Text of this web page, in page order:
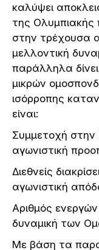
καλύψει
της Ολυμπιακής
στην τρέχουσα
μελλοντική
παράλληλα
μικρών
ισόρροπης
είναι:
Συμμετοχή
αγωνιστική
Διεθνείς
αγωνιστική
Αριθμός
δυναμική των
Με βάση τα